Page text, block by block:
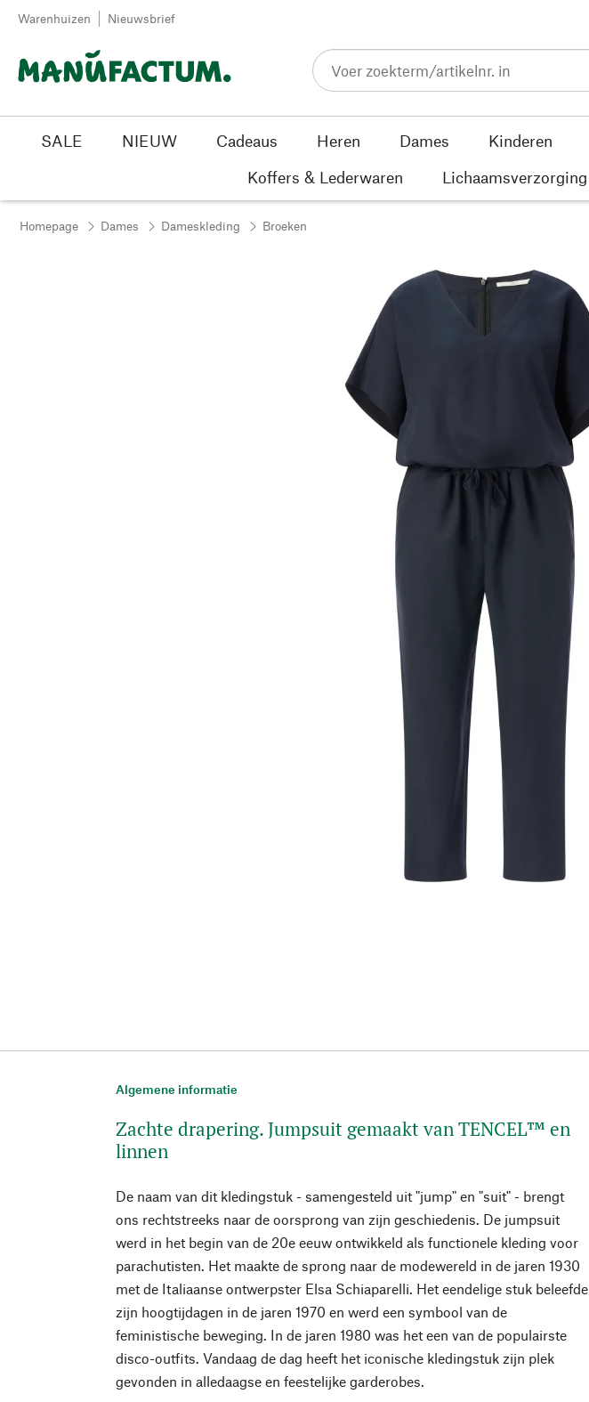
Passer au contenu
Warenhuizen Nieuwsbrief
SALE NIEUW Cadeaus Heren Dames Kinderen
Koffers & Lederwaren
Lichaamsverzorging
Homepage Dames Dameskleding Broeken
Algemene informatie
Zachte drapering. Jumpsuit gemaakt van TENCEL™ en
linnen
De naam van dit kledingstuk - samengesteld uit "jump" en "suit" - brengt
ons rechtstreeks naar de oorsprong van zijn geschiedenis. De jumpsuit
werd in het begin van de 20e eeuw ontwikkeld als functionele kleding voor
parachutisten. Het maakte de sprong naar de modewereld in de jaren 1930
met de Italiaanse ontwerpster Elsa Schiaparelli. Het eendelige stuk beleefde
zijn hoogtijdagen in de jaren 1970 en werd een symbool van de
feministische beweging. In de jaren 1980 was het een van de populairste
disco-outfits. Vandaag de dag heeft het iconische kledingstuk zijn plek
gevonden in alledaagse en feestelijke garderobes.